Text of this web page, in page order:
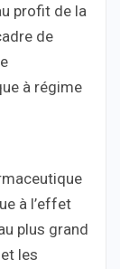
profit de la
de
à régime
à l’effet
plus grand
les